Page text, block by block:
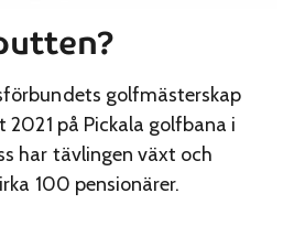
golfmästerskap
2021 på Pickala golfbana i
har tävlingen växt och
100 pensionärer.